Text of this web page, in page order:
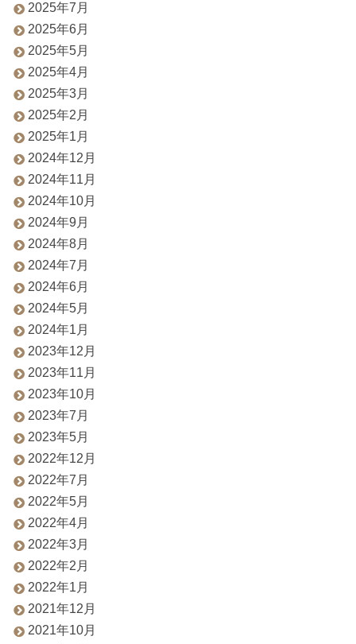
2025年7月
2025年6月
2025年5月
2025年4月
2025年3月
2025年2月
2025年1月
2024年12月
2024年11月
2024年10月
2024年9月
2024年8月
2024年7月
2024年6月
2024年5月
2024年1月
2023年12月
2023年11月
2023年10月
2023年7月
2023年5月
2022年12月
2022年7月
2022年5月
2022年4月
2022年3月
2022年2月
2022年1月
2021年12月
2021年10月